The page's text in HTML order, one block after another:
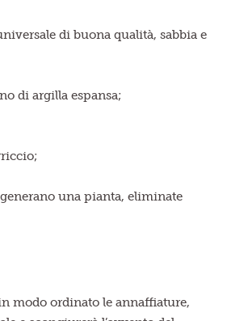
di buona qualità, sabbia e
di argilla espansa;
una pianta, eliminate
modo ordinato le annaffiature,